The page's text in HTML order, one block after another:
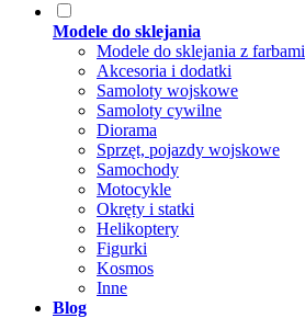
Modele do sklejania
Modele do sklejania z farbami
Akcesoria i dodatki
Samoloty wojskowe
Samoloty cywilne
Diorama
Sprzęt, pojazdy wojskowe
Samochody
Motocykle
Okręty i statki
Helikoptery
Figurki
Kosmos
Inne
Blog